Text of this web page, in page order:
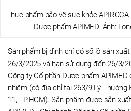
Thực phẩm bảo vệ sức khỏe
Dược phẩm APIMED. Ảnh:
Sản phẩm bị đình chỉ có số lô sản
26/3/2025 và hạn sử dụng đến 26/3/
Công ty Cổ phần Dược phẩm
nhiệm (có địa chỉ tại 263/9 Lý Thường
11, TP.HCM). Sản phẩm được sản